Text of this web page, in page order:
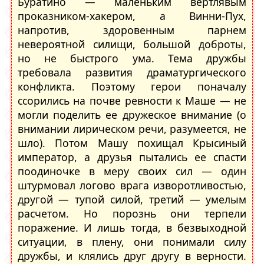
проказником-хакером, а Винни-Пух,
напротив, здоровенным парнем
невероятной силищи, большой доброты,
но не быстрого ума. Тема дружбы
требовала развития драматургического
конфликта. Поэтому герои поначалу
ссорились на почве ревности к Маше — не
могли поделить ее дружеское внимание (о
внимании лирическом речи, разумеется, не
шло). Потом Машу похищал Крысиный
император, а друзья пытались ее спасти
поодиночке в меру своих сил — один
штурмовал логово врага изворотливостью,
другой — тупой силой, третий — умелым
расчетом. Но порознь они терпели
поражение. И лишь тогда, в безвыходной
ситуации, в плену, они понимали силу
дружбы, и клялись друг другу в верности.